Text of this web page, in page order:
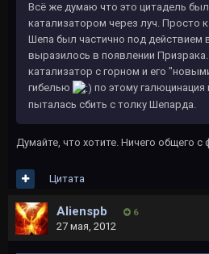
Всё же думаю что это цитадель
катализатором через луч. Просто
Шепа был частично под действием
выразилось в появлении
катализатор с горном и его
гибелью
по этому
пыталась сбить с толку Шепарда.
Думайте, что хотите. Ничего общего
Цитата
Alienspb 6
27 мая, 2012